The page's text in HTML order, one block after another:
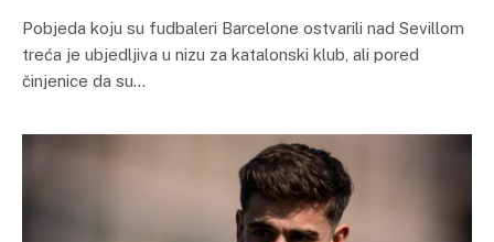
Pobjeda koju su fudbaleri Barcelone ostvarili nad Sevillom
treća je ubjedljiva u nizu za katalonski klub, ali pored
činjenice da su…